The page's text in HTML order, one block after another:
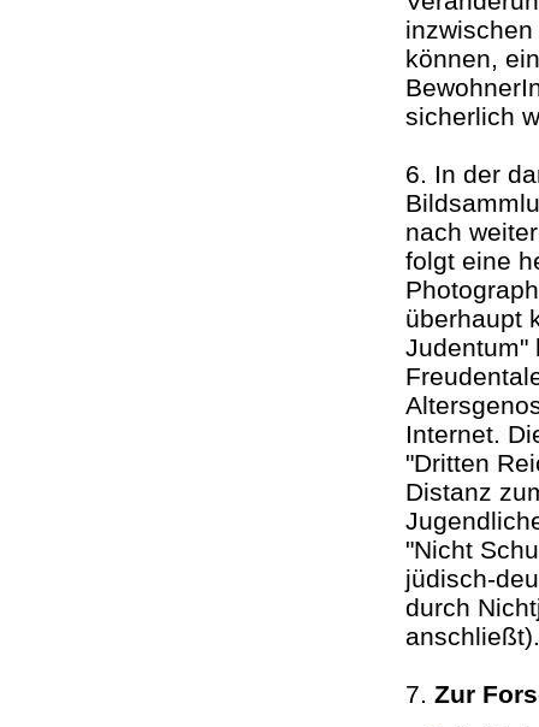
können,
sicherlich
6. In der
nach
folgt eine
überhaupt
Judentum"
Internet.
"Dritten
Distanz
"Nicht
jüdisch-
durch
7. Zur